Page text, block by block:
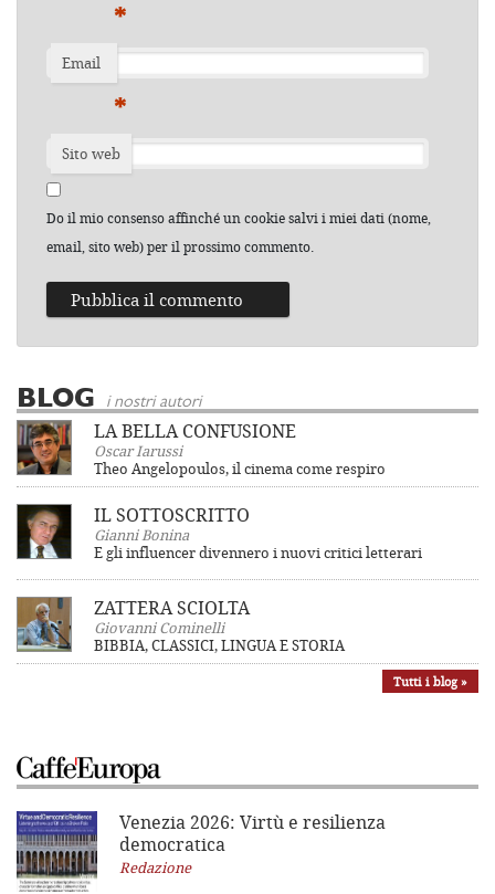
*
Email
*
Sito web
Do il mio consenso affinché un cookie salvi i miei dati (nome,
email, sito web) per il prossimo commento.
BLOG i nostri autori
LA BELLA CONFUSIONE
Oscar Iarussi
Theo Angelopoulos, il cinema come respiro
IL SOTTOSCRITTO
Gianni Bonina
E gli influencer divennero i nuovi critici letterari
ZATTERA SCIOLTA
Giovanni Cominelli
BIBBIA, CLASSICI, LINGUA E STORIA
Tutti i blog »
Venezia 2026: Virtù e resilienza
democratica
Redazione